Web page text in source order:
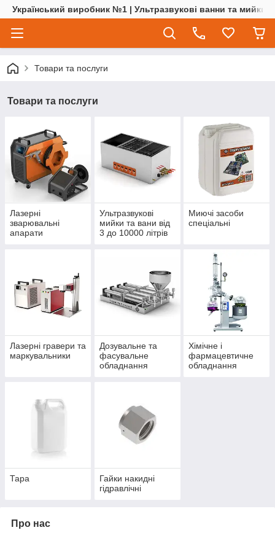
Український виробник №1 | Ультразвукові ванни та мийки |
Товари та послуги
Товари та послуги
Лазерні
зварювальні
апарати
Ультразвукові
мийки та вани від
3 до 10000 літрів
Миючі засоби
спеціальні
Лазерні гравери та
маркувальники
Дозувальне та
фасувальне
обладнання
Хімічне і
фармацевтичне
обладнання
Тара
Гайки накидні
гідравлічні
Про нас